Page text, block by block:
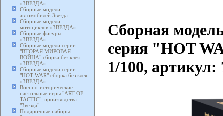
«ЗВЕЗДА»
Сборные модели
автомобилей Звезда.
Сборные модели
мотоциклов «ЗВЕЗДА»
Сборные фигуры
«ЗВЕЗДА»
Сборные модели серии
"ВТОРАЯ МИРОВАЯ
ВОЙНА" сборка без клея
«ЗВЕЗДА»
Сборные модели серии
"HOT WAR" сборка без клея
«ЗВЕЗДА»
Военно-исторические
настольные игры "ART OF
TACTIC", производства
"Звезда"
Подарочные наборы
Сборная
серия "HOT
1/100, артикул: